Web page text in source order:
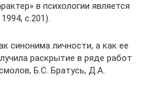
в психологии является
с.201).
синонима личности, а как ее
раскрытие в ряде работ
Б.С. Братусь, Д.А.